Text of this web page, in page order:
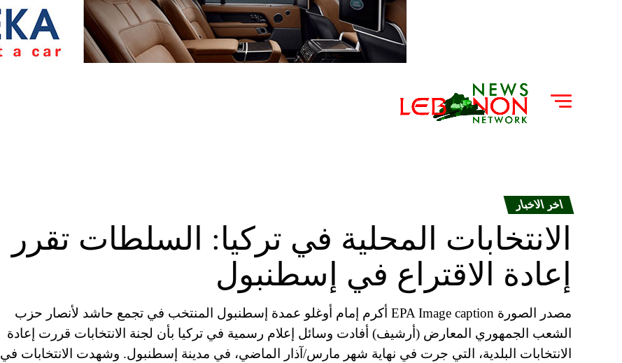
اخر الاخبار
الانتخابات المحلية في تركيا: السلطات تقرر
إعادة الاقتراع في إسطنبول
مصدر الصورة EPA Image caption أكرم إمام أوغلو عمدة إسطنبول المنتخب في تجمع حاشد لأنصار حزب
الشعب الجمهوري المعارض (أرشيف) أفادت وسائل إعلام رسمية في تركيا بأن لجنة الانتخابات قررت إعادة
الانتخابات البلدية، التي جرت في نهاية شهر مارس/آذار الماضي، في مدينة إسطنبول. وشهدت الانتخابات في